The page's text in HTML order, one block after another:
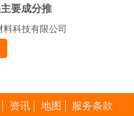
要成分推
料科技有限公司
资讯 地图 服务条款